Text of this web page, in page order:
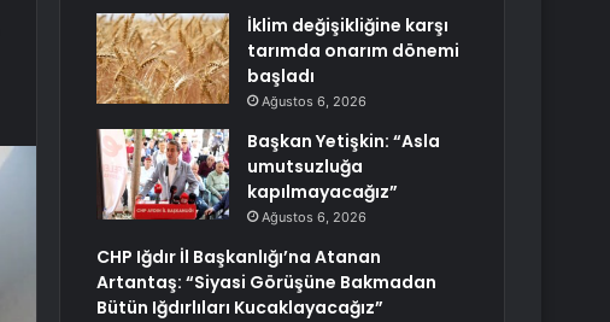
İklim değişikliğine karşı
tarımda onarım dönemi
başladı
Ağustos 6, 2026
Başkan Yetişkin: “Asla
umutsuzluğa
kapılmayacağız”
Ağustos 6, 2026
CHP Iğdır İl Başkanlığı’na Atanan
Artantaş: “Siyasi Görüşüne Bakmadan
Bütün Iğdırlıları Kucaklayacağız”